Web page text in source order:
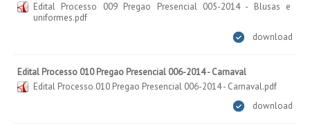
Edital Processo 009 Pregao Presencial 005-2014 - Blusas e
uniformes.pdf
download
Edital Processo 010 Pregao Presencial 006-2014 - Carnaval
Edital Processo 010 Pregao Presencial 006-2014 - Carnaval.pdf
download